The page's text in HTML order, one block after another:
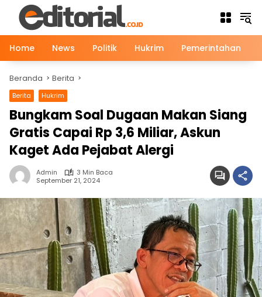
Langsung
konten
Home
News Politik Hukrim Pemerintahan
Beranda Berita
Berita Hukrim
Bungkam Soal Dugaan Makan Siang
Gratis Capai Rp 3,6 Miliar, Askun
Kaget Ada Pejabat Alergi
Admin
3 Min Baca
September 21, 2024